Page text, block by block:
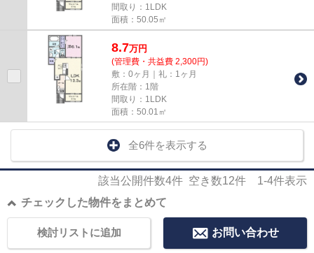
間取り：1LDK
面積：50.05㎡
8.7万円
(管理費・共益費 2,300円)
敷：0ヶ月｜礼：1ヶ月
所在階：1階
間取り：1LDK
面積：50.01㎡
全6件を表示する
該当公開件数4件 空き数12件 1-4件表示
チェックした物件をまとめて
お問い合わせ
検討リストに追加